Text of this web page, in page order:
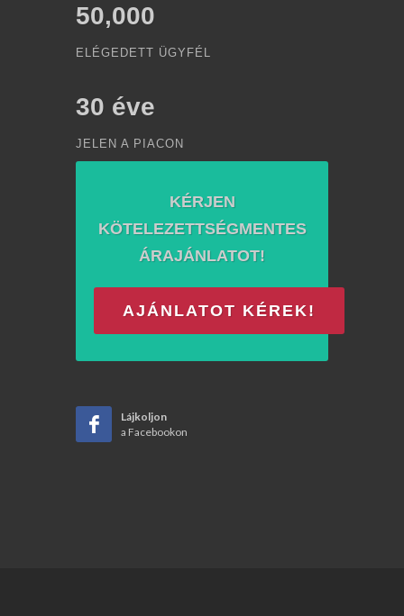
50,000
ELÉGEDETT ÜGYFÉL
30 éve
JELEN A PIACON
KÉRJEN
KÖTELEZETTSÉGMENTES
ÁRAJÁNLATOT!
AJÁNLATOT KÉREK!
Lájkoljon
a Facebookon